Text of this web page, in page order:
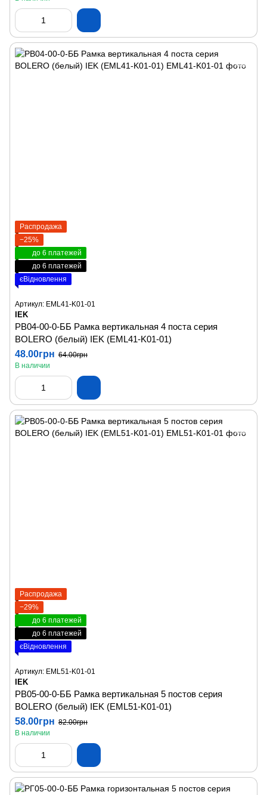
Распродажа
−25%
до 6 платежей
до 6 платежей
єВідновлення
Артикул: EML41-K01-01
IEK
РВ04-00-0-ББ Рамка вертикальная 4 поста серия
BOLERO (белый) IEK (EML41-K01-01)
48.00грн 64.00грн
В наличии
Распродажа
−29%
до 6 платежей
до 6 платежей
єВідновлення
Артикул: EML51-K01-01
IEK
РВ05-00-0-ББ Рамка вертикальная 5 постов серия
BOLERO (белый) IEK (EML51-K01-01)
58.00грн 82.00грн
В наличии